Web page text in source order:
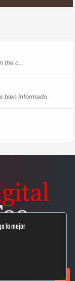
la mejor
the c...
bien informado